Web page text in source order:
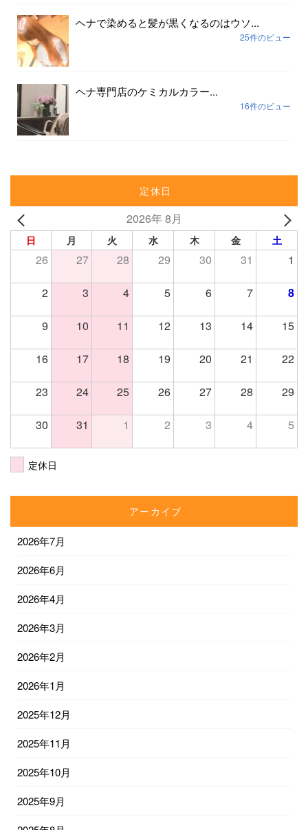
ヘナで染めると髪が黒くなるのはウソ...
25件のビュー
ヘナ専門店のケミカルカラー...
16件のビュー
定休日
2026年 8月
日 月 火 水 木 金 土
26 27 28 29 30 31 1
2 3 4 5 6 7 8
9 10 11 12 13 14 15
16 17 18 19 20 21 22
23 24 25 26 27 28 29
30 31 1 2 3 4 5
定休日
アーカイブ
2026年7月
2026年6月
2026年4月
2026年3月
2026年2月
2026年1月
2025年12月
2025年11月
2025年10月
2025年9月